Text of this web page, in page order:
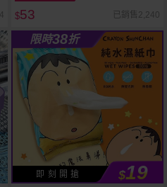
$53 已銷售2,240
限時38折
即 刻 開 搶 $19